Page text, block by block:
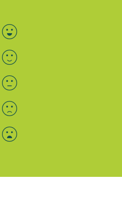
Bewertung auswählen